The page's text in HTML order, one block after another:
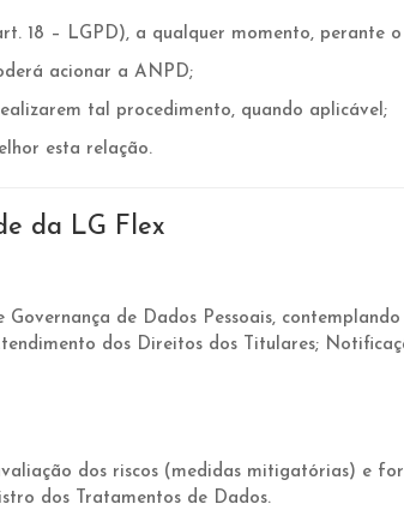
18 – LGPD), a qualquer momento, perante
acionar a ANPD;
tal procedimento, quando aplicável;
esta relação.
da LG Flex
de Dados Pessoais,
dos Direitos dos Titulares;
dos riscos (medidas mitigatórias) e
dos Tratamentos de Dados.